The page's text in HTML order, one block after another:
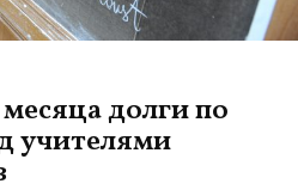
долги по
учителями